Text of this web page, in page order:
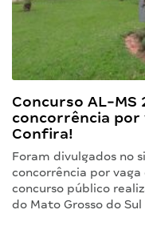
Concurso AL-MS
concorrência por
Confira!
Foram divulgados no
concorrência por
concurso público
do Mato Grosso do